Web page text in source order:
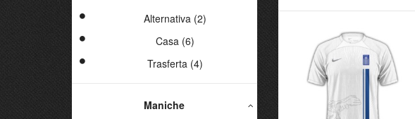
Alternativa (2)
Casa (6)
Trasferta (4)
Maniche